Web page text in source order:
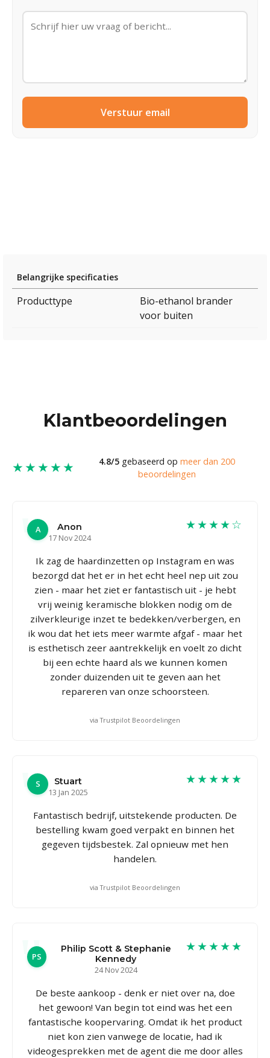
Verstuur email
Belangrijke specificaties
Producttype
Bio-ethanol brander
voor buiten
Klantbeoordelingen
★★★★★ 4.8/5gebaseerd op meer dan 200
beoordelingen
A
Anon
17 Nov 2024
★★★★☆
Ik zag de haardinzetten op Instagram en was
bezorgd dat het er in het echt heel nep uit zou
zien - maar het ziet er fantastisch uit - je hebt
vrij weinig keramische blokken nodig om de
zilverkleurige inzet te bedekken/verbergen, en
ik wou dat het iets meer warmte afgaf - maar het
is esthetisch zeer aantrekkelijk en voelt zo dicht
bij een echte haard als we kunnen komen
zonder duizenden uit te geven aan het
repareren van onze schoorsteen.
via Trustpilot Beoordelingen
S
Stuart
13 Jan 2025
★★★★★
Fantastisch bedrijf, uitstekende producten. De
bestelling kwam goed verpakt en binnen het
gegeven tijdsbestek. Zal opnieuw met hen
handelen.
via Trustpilot Beoordelingen
PS
Philip Scott & Stephanie
Kennedy
24 Nov 2024
★★★★★
De beste aankoop - denk er niet over na, doe
het gewoon! Van begin tot eind was het een
fantastische koopervaring. Omdat ik het product
niet kon zien vanwege de locatie, had ik
videogesprekken met de agent die me door alles